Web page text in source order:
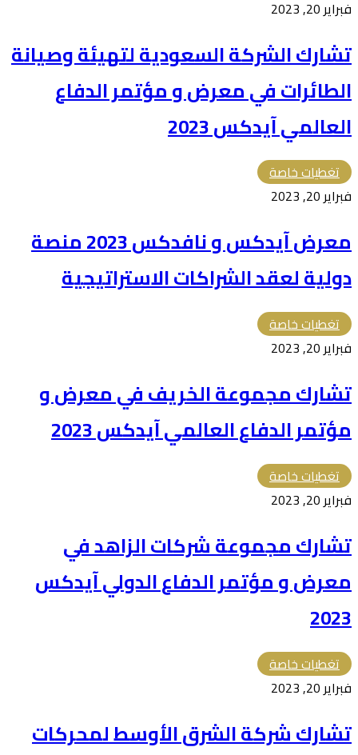
فبراير 20, 2023
تشارك الشركة السعودية لتهيئة وصيانة
الطائرات في معرض و مؤتمر الدفاع
العالمي آيدكس 2023
تغطيات خاصة
فبراير 20, 2023
معرض آيدكس و نافدكس 2023 منصة
دولية لعقد الشراكات الاستراتيجية
تغطيات خاصة
فبراير 20, 2023
تشارك مجموعة الخريف في معرض و
مؤتمر الدفاع العالمي آيدكس 2023
تغطيات خاصة
فبراير 20, 2023
تشارك مجموعة شركات الزاهد في
معرض و مؤتمر الدفاع الدولي آيدكس
2023
تغطيات خاصة
فبراير 20, 2023
تشارك شركة الشرق الأوسط لمحركات